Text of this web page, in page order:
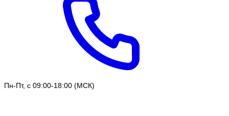
Пн-Пт, с 09:00-18:00 (МСК)